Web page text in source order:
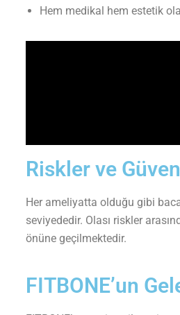
Hem medikal hem estetik
Riskler ve
Her ameliyatta olduğu gibi
seviyededir. Olası riskler
önüne geçilmektedir.
FITBONE’un